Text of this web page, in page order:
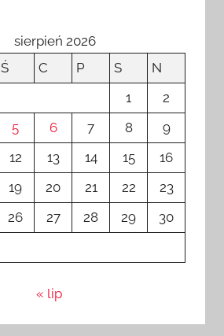
sierpień 2026
Ś C P S
N
1
2
5 6 7 8
9
12 13 14 15
16
19 20 21 22
23
26 27 28 29
30
« lip